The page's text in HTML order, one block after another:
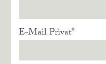
E-Mail Privat*